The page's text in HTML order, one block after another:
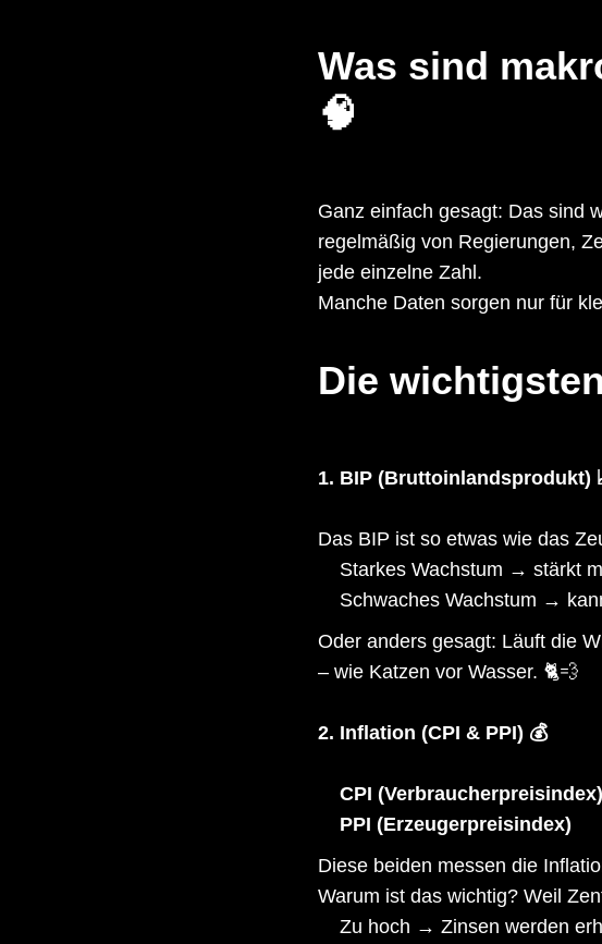
Was sind
🧠
Ganz einfach gesagt: Das sind
regelmäßig von Regierungen,
jede einzelne Zahl.
Manche Daten sorgen nur für
Die
1. BIP (Bruttoinlandsprodukt)
Das BIP ist so etwas wie das
Starkes Wachstum → stärkt
Schwaches Wachstum →
Oder anders gesagt: Läuft die
– wie Katzen vor Wasser. 🐈💨
2. Inflation (CPI & PPI) 💰
CPI (Verbraucherpreisindex)
PPI (Erzeugerpreisindex)
Diese beiden messen die
Warum ist das wichtig? Weil
Zu hoch → Zinsen werden